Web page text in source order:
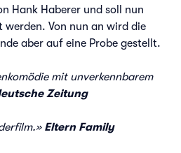
Hank Haberer und soll nun
werden. Von nun an wird die
aber auf eine Probe gestellt.
mit unverkennbarem
Zeitung
Eltern Family